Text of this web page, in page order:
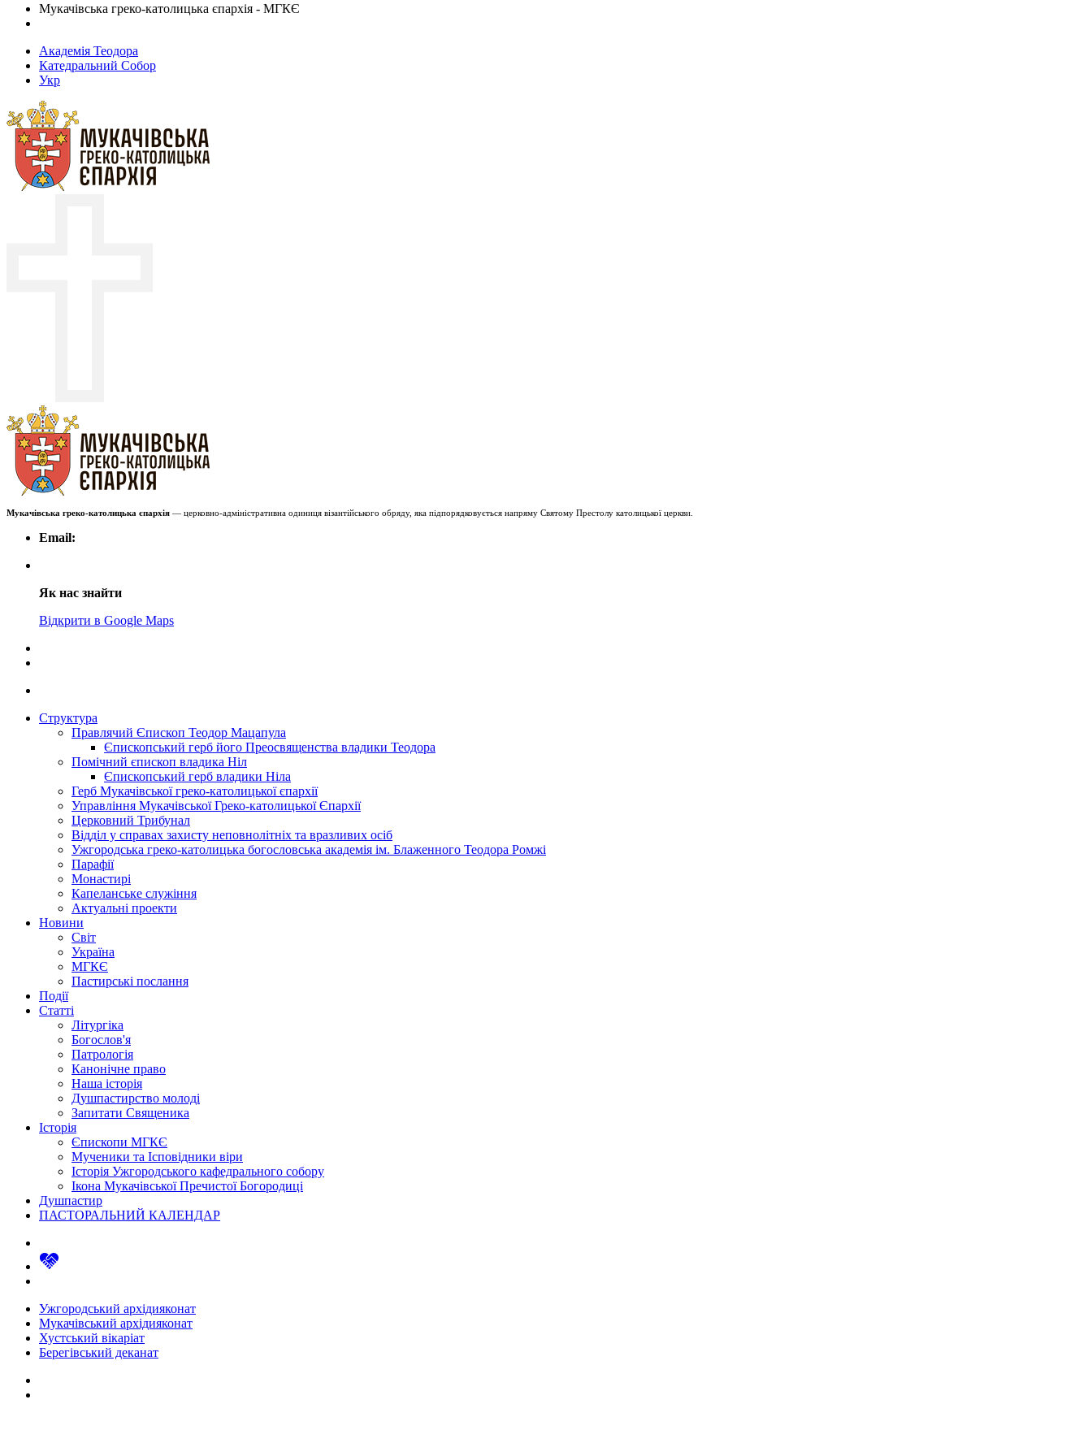
Мукачівська греко-католицька єпархія - МГКЄ
Академія Теодора
Катедральний Собор
Укр
Мукачівська греко-католицька єпархія — церковно-адміністративна одиниця візантійського обряду, яка підпорядковується напряму Святому Престолу католицької церкви.
Email:
Як нас знайти
Відкрити в Google Maps
Структура
Правлячий Єпископ Теодор Мацапула
Єпископський герб його Преосвященства владики Теодора
Помічний єпископ владика Ніл
Єпископський герб владики Ніла
Герб Мукачівської греко-католицької єпархії
Управління Мукачівської Греко-католицької Єпархії
Церковний Трибунал
Відділ у справах захисту неповнолітніх та вразливих осіб
Ужгородська греко-католицька богословська академія ім. Блаженного Теодора Ромжі
Парафії
Монастирі
Капеланське служіння
Актуальні проекти
Новини
Світ
Україна
МГКЄ
Пастирські послання
Події
Статті
Літургіка
Богослов'я
Патрологія
Канонічне право
Наша історія
Душпастирство молоді
Запитати Священика
Історія
Єпископи МГКЄ
Мученики та Ісповідники віри
Історія Ужгородського кафедрального собору
Ікона Мукачівської Пречистої Богородиці
Душпастир
ПАСТОРАЛЬНИЙ КАЛЕНДАР
Ужгородський архідияконат
Мукачівський архідияконат
Хустський вікаріат
Берегівський деканат